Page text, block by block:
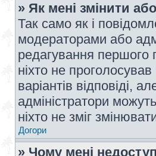
» Як мені змінити
Так само як і
модераторами або
редагування першого
ніхто не
варіантів відповіді,
адміністратори
ніхто не зміг
Догори
» Чому мені